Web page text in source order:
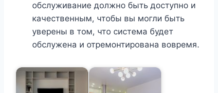
обслуживание должно быть доступно и
качественным, чтобы вы могли быть
уверены в том, что система будет
обслужена и отремонтирована вовремя.